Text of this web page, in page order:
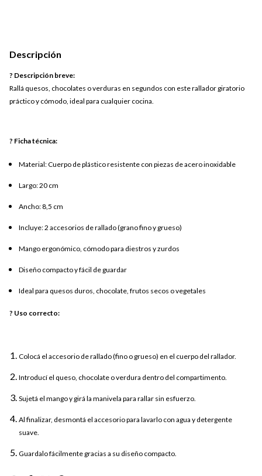
Descripción
? Descripción breve:
Rallá quesos, chocolates o verduras en segundos con este rallador giratorio
práctico y cómodo, ideal para cualquier cocina.
? Ficha técnica:
Material: Cuerpo de plástico resistente con piezas de acero inoxidable
Largo: 20 cm
Ancho: 8,5 cm
Incluye: 2 accesorios de rallado (grano fino y grueso)
Mango ergonómico, cómodo para diestros y zurdos
Diseño compacto y fácil de guardar
Ideal para quesos duros, chocolate, frutos secos o vegetales
? Uso correcto:
Colocá el accesorio de rallado (fino o grueso) en el cuerpo del rallador.
Introducí el queso, chocolate o verdura dentro del compartimento.
Sujetá el mango y girá la manivela para rallar sin esfuerzo.
Al finalizar, desmontá el accesorio para lavarlo con agua y detergente
suave.
Guardalo fácilmente gracias a su diseño compacto.